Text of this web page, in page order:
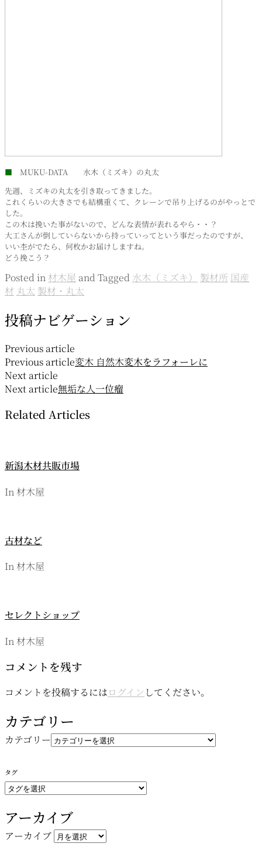
■ MUKU-DATA 水木（ミズキ）の丸太
先週、ミズキの丸太を引き取ってきました。
これくらいの大きさでも結構重くて、クレーンで吊り上げるのがやっとで
した。
この木は挽いた事がないので、どんな表情が表れるやら・・？
大工さんが倒していらないから持っていってという事だったのですが、
いい杢がでたら、何枚かお届けしますね。
どう挽こう？
Posted in 材木屋 andTagged 水木（ミズキ） 製材所 国産
材 丸太 製材・丸太
投稿ナビゲーション
Previous article
Previous article変木 自然木変木をラフォーレに
Next article
Next article無垢な人一位瘤
Related Articles
新潟木材共販市場
In 材木屋
古材など
In 材木屋
セレクトショップ
In 材木屋
コメントを残す
コメントを投稿するにはログイン してください。
カテゴリー
カテゴリー
タグ
アーカイブ
アーカイブ